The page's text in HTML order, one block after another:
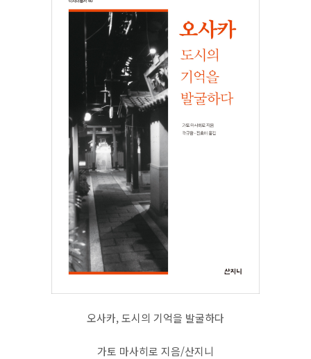
오사카, 도시의 기억을 발굴하다
가토 마사히로 지음/산지니